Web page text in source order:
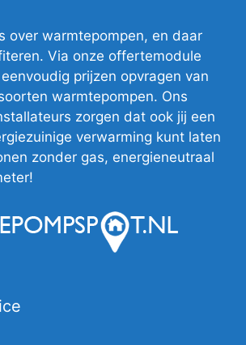
over warmtepompen, en daar
Via onze offertemodule
prijzen opvragen van
warmtepompen. Ons
zorgen dat ook jij een
verwarming kunt laten
zonder gas, energieneutraal